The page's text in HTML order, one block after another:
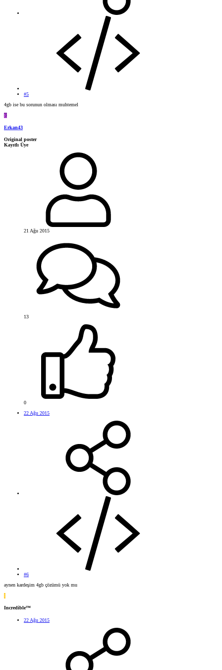
#5
4gb ise bu sorunun olması muhtemel
E
Erkan43
Original poster
Kayıtlı Üye
21 Ağu 2015
13
0
22 Ağu 2015
#6
aynen kardeşim 4gb çözümü yok mu
I
Incredible™
22 Ağu 2015